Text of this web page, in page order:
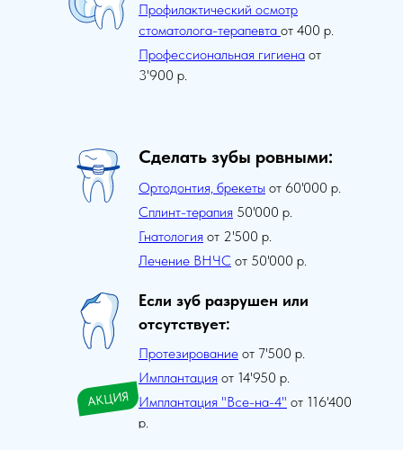
Профилактический осмотр
стоматолога-терапевта от 400 р.
Профессиональная гигиена от
3'900 р.
Ортодонтия, брекеты от 60'000 р.
Гнатология от 2'500 р.
Лечение ВНЧС от 50'000 р.
Сделать зубы ровными:
Сплинт-терапия 50'000 р.
Если зуб разрушен или
отсутствует:
Протезирование от 7'500 р.
Имплантация от 14'950 р.
Имплантация "Все-на-4" от 116'400
р.
АКЦИЯ